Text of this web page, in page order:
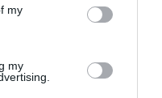
my
my
με 665.000
ξεβράστηκαν σε